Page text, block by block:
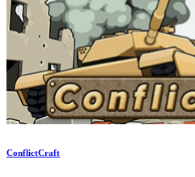
ConflictCraft